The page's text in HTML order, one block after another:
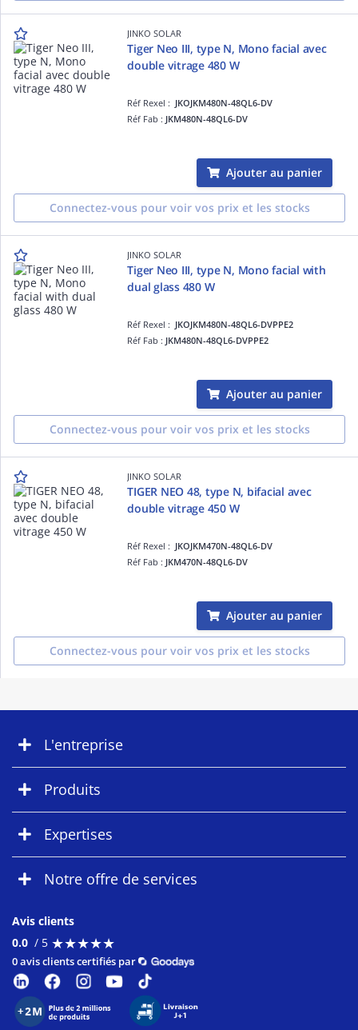
JINKO SOLAR
Tiger Neo III, type N, Mono facial avec
double vitrage 480 W
Réf Rexel : JKOJKM480N-48QL6-DV
Réf Fab : JKM480N-48QL6-DV
Ajouter au panier
Connectez-vous pour voir vos prix et les stocks
JINKO SOLAR
Tiger Neo III, type N, Mono facial with
dual glass 480 W
Réf Rexel : JKOJKM480N-48QL6-DVPPE2
Réf Fab : JKM480N-48QL6-DVPPE2
Ajouter au panier
Connectez-vous pour voir vos prix et les stocks
JINKO SOLAR
TIGER NEO 48, type N, bifacial avec
double vitrage 450 W
Réf Rexel : JKOJKM470N-48QL6-DV
Réf Fab : JKM470N-48QL6-DV
Ajouter au panier
Connectez-vous pour voir vos prix et les stocks
L'entreprise
Produits
Expertises
Notre offre de services
Avis clients
0.0 / 5 ★★★★★
★★★★★
0 avis clients certifiés par